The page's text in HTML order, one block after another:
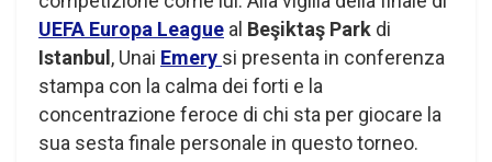
UEFA Europa League al Beşiktaş Park di
Istanbul, Unai Emery si presenta in conferenza
stampa con la calma dei forti e la
concentrazione feroce di chi sta per giocare la
sua sesta finale personale in questo torneo.